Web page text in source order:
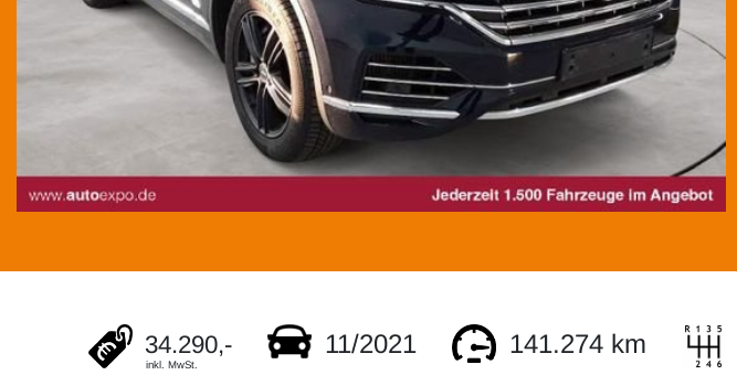
34.290,-
inkl. MwSt.
11/2021 141.274 km